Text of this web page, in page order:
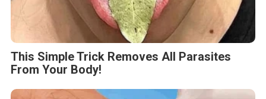
This Simple Trick Removes All Parasites
From Your Body!